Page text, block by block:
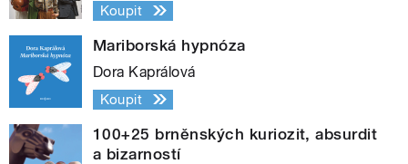
Koupit
Mariborská hypnóza
Dora Kaprálová
Koupit
100+25 brněnských kuriozit, absurdit
a bizarností